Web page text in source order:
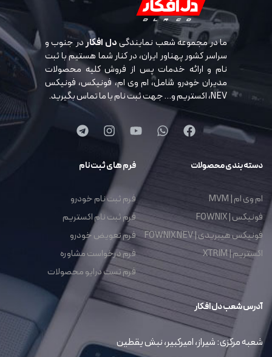
ما در مجموعه شعب نمایندگیدل افکاردر جنوب و
سراسر کشور پهناور ایران، در کنار شما هستیم با ثبت
نام و ارائه خدمات پس از فروش کلیه محصولات
مدیران خودرو شامل، ام وی ام، فونیکس، فونیکس
NEV، اکستریم و… جهت ثبت نام با ما تماس بگیرید.
دسته بندی محصولات
ام وی ام | MVM
فونیکس | FOWNIX
فونیکس هیبریدی | FOWNIX NEV
اکستریم | XTRIM
فرم های ثبت نام
فرم ثبت نام خودرو
فرم ثبت نام اکستریم
فرم تعویض خودرو
فرم درخواست مشاوره
فرم تست درایو محصولات
آدرس شعب دل افکار
شعبه مرکزی: شیراز، امیرکبیر، نبش یقطین